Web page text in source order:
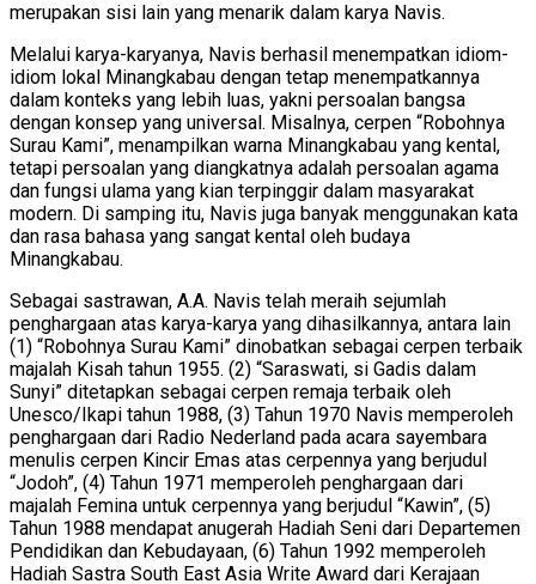
merupakan sisi lain yang menarik dalam karya Navis.
Melalui karya-karyanya, Navis berhasil menempatkan idiom-
idiom lokal Minangkabau dengan tetap menempatkannya
dalam konteks yang lebih luas, yakni persoalan bangsa
dengan konsep yang universal. Misalnya, cerpen “Robohnya
Surau Kami”, menampilkan warna Minangkabau yang kental,
tetapi persoalan yang diangkatnya adalah persoalan agama
dan fungsi ulama yang kian terpinggir dalam masyarakat
modern. Di samping itu, Navis juga banyak menggunakan kata
dan rasa bahasa yang sangat kental oleh budaya
Minangkabau.
Sebagai sastrawan, A.A. Navis telah meraih sejumlah
penghargaan atas karya-karya yang dihasilkannya, antara lain
(1) “Robohnya Surau Kami” dinobatkan sebagai cerpen terbaik
majalah Kisah tahun 1955. (2) “Saraswati, si Gadis dalam
Sunyi” ditetapkan sebagai cerpen remaja terbaik oleh
Unesco/Ikapi tahun 1988, (3) Tahun 1970 Navis memperoleh
penghargaan dari Radio Nederland pada acara sayembara
menulis cerpen Kincir Emas atas cerpennya yang berjudul
“Jodoh”, (4) Tahun 1971 memperoleh penghargaan dari
majalah Femina untuk cerpennya yang berjudul “Kawin”, (5)
Tahun 1988 mendapat anugerah Hadiah Seni dari Departemen
Pendidikan dan Kebudayaan, (6) Tahun 1992 memperoleh
Hadiah Sastra South East Asia Write Award dari Kerajaan